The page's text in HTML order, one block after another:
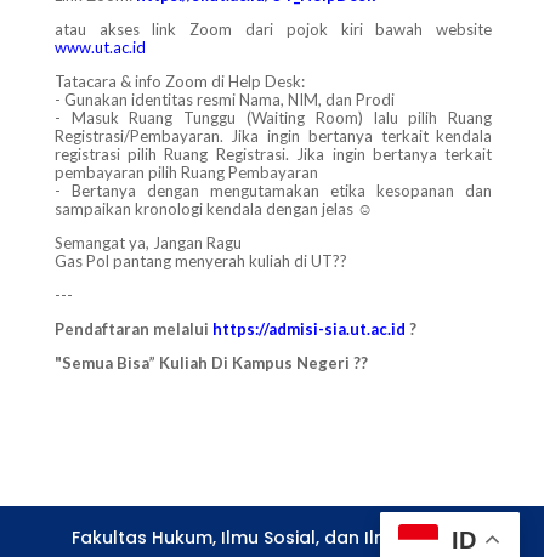
atau akses link Zoom dari pojok kiri bawah website
www.ut.ac.id
Tatacara & info Zoom di Help Desk:
- Gunakan identitas resmi Nama, NIM, dan Prodi
- Masuk Ruang Tunggu (Waiting Room) lalu pilih Ruang
Registrasi/Pembayaran. Jika ingin bertanya terkait kendala
registrasi pilih Ruang Registrasi. Jika ingin bertanya terkait
pembayaran pilih Ruang Pembayaran
- Bertanya dengan mengutamakan etika kesopanan dan
sampaikan kronologi kendala dengan jelas ☺️
Semangat ya, Jangan Ragu
Gas Pol pantang menyerah kuliah di UT??
---
Pendaftaran melalui https://admisi-sia.ut.ac.id ?
"Semua Bisa” Kuliah Di Kampus Negeri ??
Fakultas Hukum, Ilmu Sosial, dan Ilmu Politik -
ID